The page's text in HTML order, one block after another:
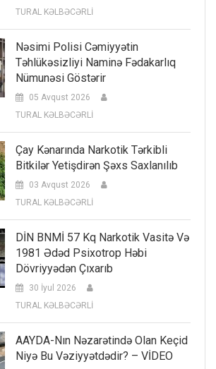
TURAL KƏLBƏCƏRLİ
Nəsimi Polisi Cəmiyyətin
Təhlükəsizliyi Naminə Fədakarlıq
Nümunəsi Göstərir
05 Avqust 2026
TURAL KƏLBƏCƏRLİ
Çay Kənarında Narkotik Tərkibli
Bitkilər Yetişdirən Şəxs Saxlanılıb
03 Avqust 2026
TURAL KƏLBƏCƏRLİ
DİN BNMİ 57 Kq Narkotik Vasitə Və
1981 Ədəd Psixotrop Həbi
Dövriyyədən Çıxarıb
30 İyul 2026
TURAL KƏLBƏCƏRLİ
AAYDA-Nın Nəzarətində Olan Keçid
Niyə Bu Vəziyyətdədir? – VİDEO